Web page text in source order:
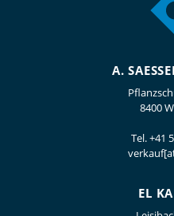
A.
8400
Tel.+41
EL